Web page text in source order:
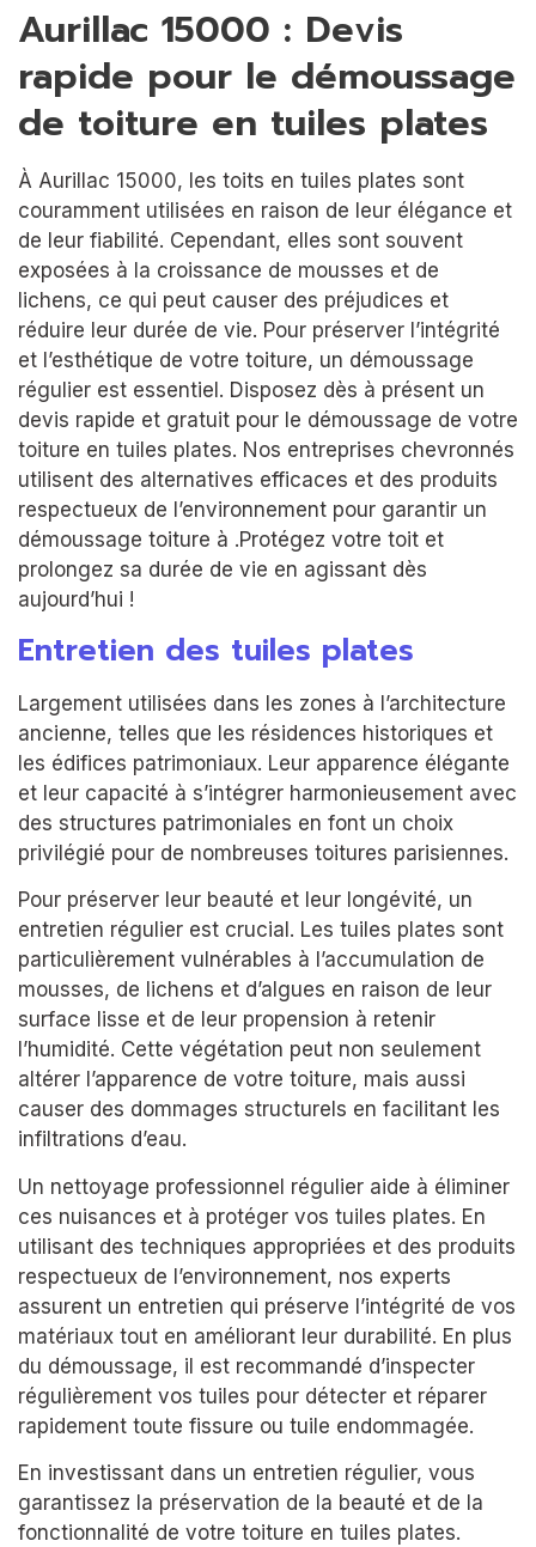
Aurillac 15000 : Devis
rapide pour le démoussage
de toiture en tuiles plates
À Aurillac 15000, les toits en tuiles plates sont
couramment utilisées en raison de leur élégance et
de leur fiabilité. Cependant, elles sont souvent
exposées à la croissance de mousses et de
lichens, ce qui peut causer des préjudices et
réduire leur durée de vie. Pour préserver l’intégrité
et l’esthétique de votre toiture, un démoussage
régulier est essentiel. Disposez dès à présent un
devis rapide et gratuit pour le démoussage de votre
toiture en tuiles plates. Nos entreprises chevronnés
utilisent des alternatives efficaces et des produits
respectueux de l’environnement pour garantir un
démoussage toiture à .Protégez votre toit et
prolongez sa durée de vie en agissant dès
aujourd’hui !
Entretien des tuiles plates
Largement utilisées dans les zones à l’architecture
ancienne, telles que les résidences historiques et
les édifices patrimoniaux. Leur apparence élégante
et leur capacité à s’intégrer harmonieusement avec
des structures patrimoniales en font un choix
privilégié pour de nombreuses toitures parisiennes.
Pour préserver leur beauté et leur longévité, un
entretien régulier est crucial. Les tuiles plates sont
particulièrement vulnérables à l’accumulation de
mousses, de lichens et d’algues en raison de leur
surface lisse et de leur propension à retenir
l’humidité. Cette végétation peut non seulement
altérer l’apparence de votre toiture, mais aussi
causer des dommages structurels en facilitant les
infiltrations d’eau.
Un nettoyage professionnel régulier aide à éliminer
ces nuisances et à protéger vos tuiles plates. En
utilisant des techniques appropriées et des produits
respectueux de l’environnement, nos experts
assurent un entretien qui préserve l’intégrité de vos
matériaux tout en améliorant leur durabilité. En plus
du démoussage, il est recommandé d’inspecter
régulièrement vos tuiles pour détecter et réparer
rapidement toute fissure ou tuile endommagée.
En investissant dans un entretien régulier, vous
garantissez la préservation de la beauté et de la
fonctionnalité de votre toiture en tuiles plates.